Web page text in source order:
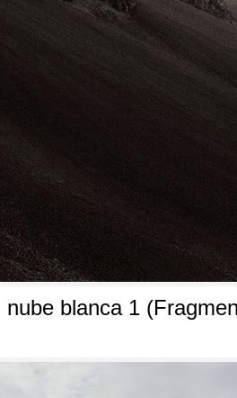
nube blanca1 (